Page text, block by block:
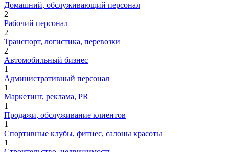
Домашний, обслуживающий персонал
2
Рабочий персонал
2
Транспорт, логистика, перевозки
2
Автомобильный бизнес
1
Административный персонал
1
Маркетинг, реклама, PR
1
Продажи, обслуживание клиентов
1
Спортивные клубы, фитнес, салоны красоты
1